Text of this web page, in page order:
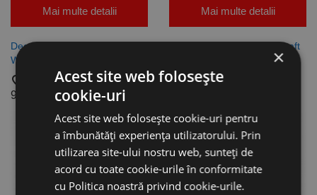
Mai multe detalii
Decantoare de apa - seria
WWB, Aircraft
favorite_border
931,41 lei
Mai multe detalii
Comutator CONDOR, Aircraft
favorite_border
Vezi dimensiunile
×
Acest site web folosește
cookie-uri
Acest site web folosește cookie-uri pentru
a îmbunătăți experiența utilizatorului. Prin
utilizarea site-ului nostru web, sunteți de
acord cu toate cookie-urile în conformitate
cu Politica noastră privind cookie-urile.